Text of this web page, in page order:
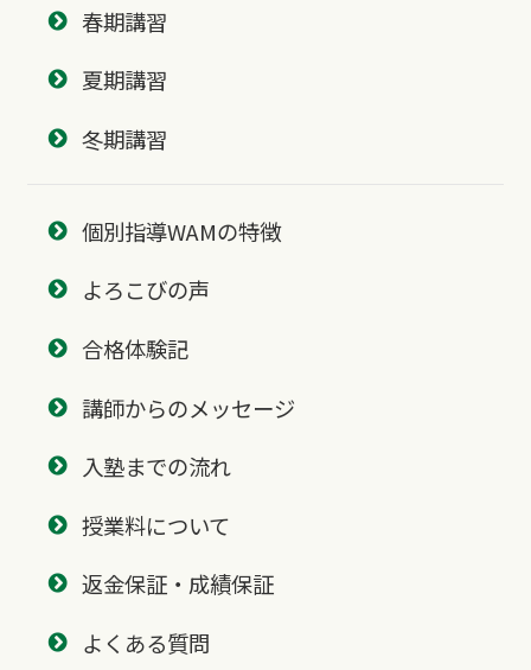
春期講習
夏期講習
冬期講習
個別指導WAMの特徴
よろこびの声
合格体験記
講師からのメッセージ
入塾までの流れ
授業料について
返金保証・成績保証
よくある質問